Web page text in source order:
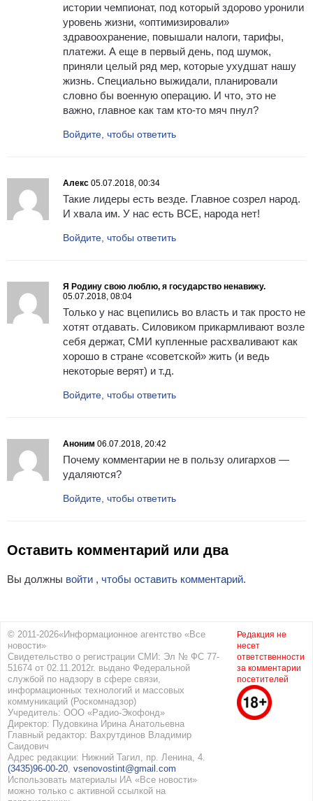
истории чемпионат, под который здорово уронили
уровень жизни, «оптимизировали»
здравоохранение, повышали налоги, тарифы,
платежи. А еще в первый день, под шумок,
приняли целый ряд мер, которые ухудшат нашу
жизнь. Специально выжидали, планировали
словно бы военную операцию. И что, это не
важно, главное как там кто-то мяч пнул?
Войдите, чтобы ответить
Алекс 05.07.2018, 00:34
Такие лидеры есть везде. Главное созрел народ.
И хвала им. У нас есть ВСЕ, народа нет!
Войдите, чтобы ответить
Я Родину свою люблю, я государство ненавижу.
05.07.2018, 08:04
Только у нас вцепились во власть и так просто не
хотят отдавать. Силовиком прикармливают возле
себя держат, СМИ купленные расхваливают как
хорошо в стране «советской» жить (и ведь
некоторые верят) и т.д.
Войдите, чтобы ответить
Аноним 06.07.2018, 20:42
Почему комментарии не в пользу олигархов —
удаляются?
Войдите, чтобы ответить
Оставить комментарий или два
Вы должны войти , чтобы оставить комментарий.
© 2011-2026«Информационное агентство «Все
новости»
Свидетельство о регистрации СМИ: Эл № ФС 77-
51674 от 02.11.2012г. выдано Федеральной
службой по надзору в сфере связи,
информационных технологий и массовых
коммуникаций (Роскомнадзор)
Учредитель: ООО «Радио-Экофонд»
Директор: Пудовкина Ирина Анатольевна
Главный редактор: Вахрутдинов Владимир
Саидович
Адрес редакции: Нижний Тагил, пр. Ленина, 4.
(3435)96-00-20, vsenovostint@gmail.com
Использовать материалы ИА «Все новости»
можно только с активной ссылкой на
Редакция не
несет
ответственности
за комментарии
посетителей